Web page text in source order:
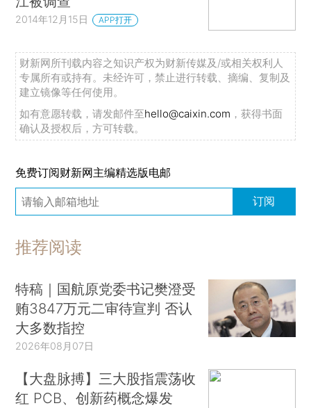
2014年12月15日 APP打开
财新网所刊载内容之知识产权为财新传媒及/或相关权利人
专属所有或持有。未经许可，禁止进行转载、摘编、复制及
建立镜像等任何使用。
如有意愿转载，请发邮件至hello@caixin.com ，获得书面
确认及授权后，方可转载。
免费订阅财新网主编精选版电邮
订阅
推荐阅读
特稿｜国航原党委书记樊澄受
贿3847万元二审待宣判 否认
大多数指控
2026年08月07日
【大盘脉搏】三大股指震荡收
红 PCB、创新药概念爆发